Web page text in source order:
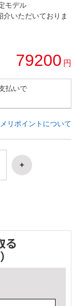
モデル
いただいておりま
79200 円
払いで
リポイントについて
る